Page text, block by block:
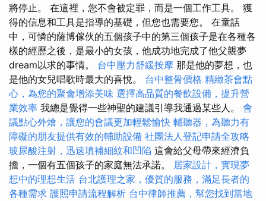
將停止。 在這裡，您不會被定罪，而是一個工作工具。 獲
得的信息和工具是指導的基礎，但您也需要您。 在童話
中，可憐的薩博傢伙的五個孩子中的第三個孩子是在各種各
樣的經歷之後，是最小的女孩，他成功地完成了他父親夢
dream以求的事情。 台中壓力舒緩按摩 那是他的夢想，也
是他的女兒唱歌時最大的喜悅。 台中整骨價格 精緻茶會點
心，為您的聚會增添美味 選擇高品質的餐飲設備，提升營
業效率 我總是覺得一些神聖的建議引導我通過某些人。 會
議點心外燴，讓您的會議更加輕鬆愉快 輔聽器，為聽力有
障礙的朋友提供有效的輔助設備 社團法人登記申請全攻略
玻尿酸注射，迅速填補細紋和凹陷 這會給父母帶來經濟負
擔，一個有五個孩子的家庭無法承諾。 居家設計，實現夢
想中的理想生活 台北護理之家，優質的服務，滿足長者的
各種需求 護照申請流程解析 台中律師推薦，幫您找到當地